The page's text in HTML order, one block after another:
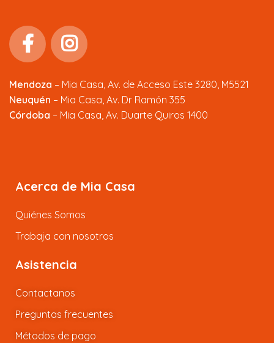
Mendoza – Mia Casa, Av. de Acceso Este 3280, M5521
Neuquén – Mia Casa, Av. Dr Ramón 355
Córdoba – Mia Casa, Av. Duarte Quiros 1400
Acerca de Mia Casa
Quiénes Somos
Trabaja con nosotros
Asistencia
Contactanos
Preguntas frecuentes
Métodos de pago